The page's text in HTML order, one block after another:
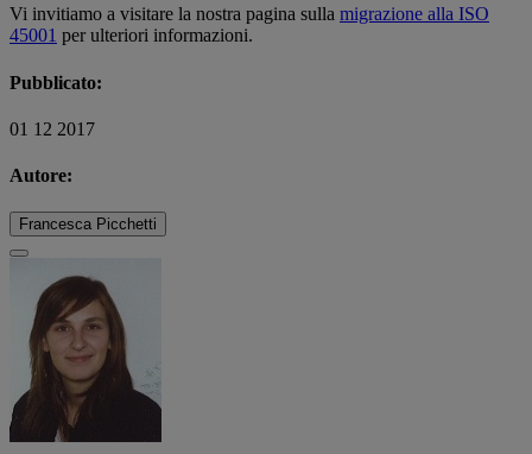
Vi invitiamo a visitare la nostra pagina sulla migrazione alla ISO
45001 per ulteriori informazioni.
Pubblicato:
01 12 2017
Autore:
Francesca Picchetti